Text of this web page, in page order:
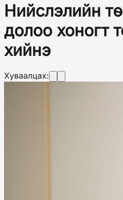
Нийслэлийн
долоо хоногт
хийнэ
Хуваалцах: